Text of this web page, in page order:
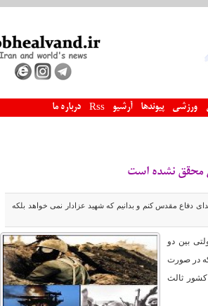
ورزشی پیوندها آرشیو Rss درباره ما
محقق نشده است
دفاع مقدس کنم و بدانیم که شهید عزادار نمی خواهد بلکه
بین دو
در صورت
کشور ثالث